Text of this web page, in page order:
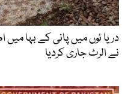
دریا ئوں میں پانی کے بہا
نے الرٹ جاری کردیا